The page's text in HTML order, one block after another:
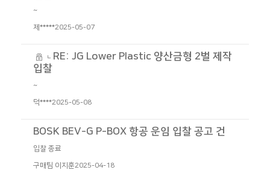
~
제*****2025-05-07
RE: JG Lower Plastic 양산금형 2벌 제작
입찰
~
덕****2025-05-08
BOSK BEV-G P-BOX 항공 운임 입찰 공고 건
입찰 종료
구매팀 이지훈2025-04-18